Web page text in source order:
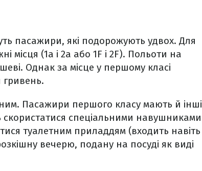
пасажири, які подорожують удвох. Для
місця (1a і 2a або 1F і 2F). Польоти на
Однак за місце у першому класі
гривень.
Пасажири першого класу мають й інші
спеціальними навушниками
туалетним приладдям (входить навіть
вечерю, подану на посуді як виді